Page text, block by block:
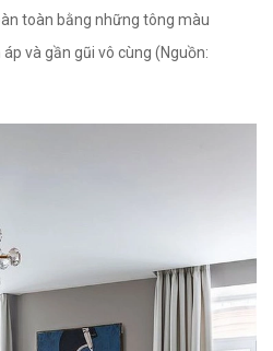
toàn bằng những tông màu
và gần gũi vô cùng (Nguồn: